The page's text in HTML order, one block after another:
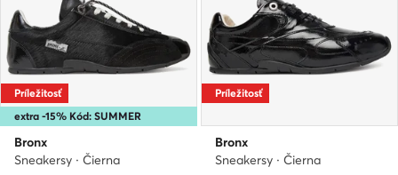
extra -15% Kód: SUMMER
Príležitosť
Bronx
Sneakersy · Čierna
Príležitosť
Bronx
Sneakersy · Čierna